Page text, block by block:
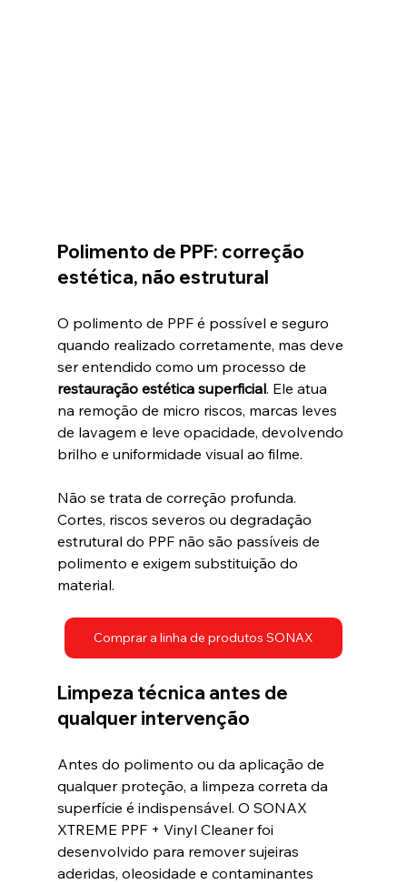
Polimento de PPF: correção
estética, não estrutural
O polimento de PPF é possível e seguro
quando realizado corretamente, mas deve
ser entendido como um processo de
restauração estética superficial. Ele atua
na remoção de micro riscos, marcas leves
de lavagem e leve opacidade, devolvendo
brilho e uniformidade visual ao filme.
Não se trata de correção profunda.
Cortes, riscos severos ou degradação
estrutural do PPF não são passíveis de
polimento e exigem substituição do
material.
Comprar a linha de produtos SONAX
Limpeza técnica antes de
qualquer intervenção
Antes do polimento ou da aplicação de
qualquer proteção, a limpeza correta da
superfície é indispensável. O SONAX
XTREME PPF + Vinyl Cleaner foi
desenvolvido para remover sujeiras
aderidas, oleosidade e contaminantes